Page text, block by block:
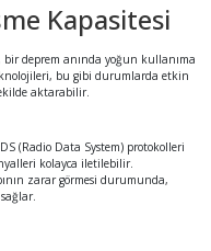
Kapasitesi
deprem anında yoğun kullanıma
bu gibi durumlarda etkin
aktarabilir.
(Radio Data System) protokolleri
kolayca iletilebilir.
zarar görmesi durumunda,